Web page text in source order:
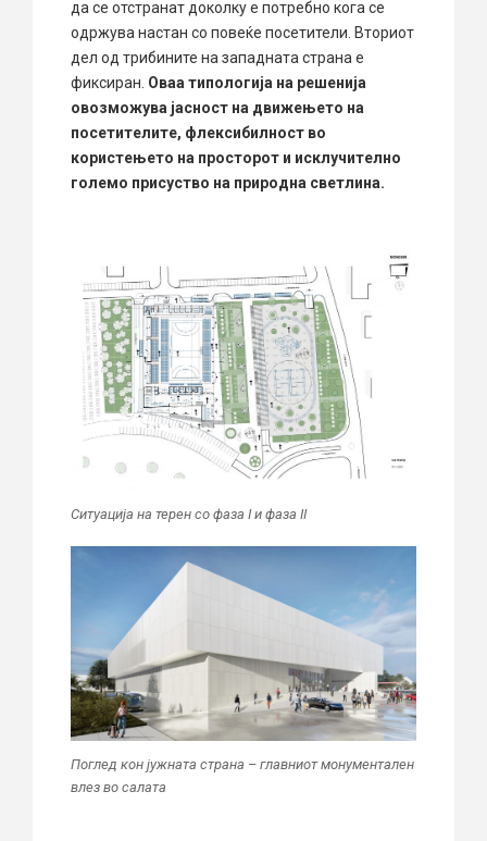
да се отстранат доколку е потребно кога се
одржува настан со повеќе посетители. Вториот
дел од трибините на западната страна е
фиксиран. Оваа типологија на решенија
овозможува јасност на движењето на
посетителите, флексибилност во
користењето на просторот и исклучително
големо присуство на природна светлина.
Ситуација на терен со фаза I и фаза II
Поглед кон јужната страна – главниот монументален
влез во салата